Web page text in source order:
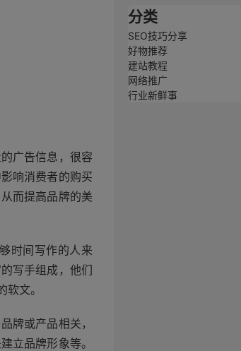
广告信息，很容
响消费者的购买
而提高品牌的美
时间写作的人来
写手组成，他们
文。
牌或产品相关，
立品牌形象等。
分类
SEO技巧分享
好物推荐
建站教程
网络推广
行业新鲜事